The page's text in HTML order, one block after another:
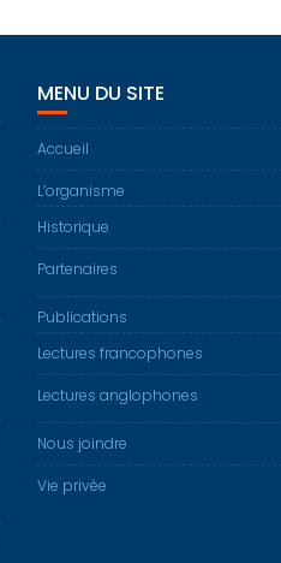
MENU DU SITE
Accueil
L’organisme
Historique
Partenaires
Publications
Lectures francophones
Lectures anglophones
Nous joindre
Vie privée